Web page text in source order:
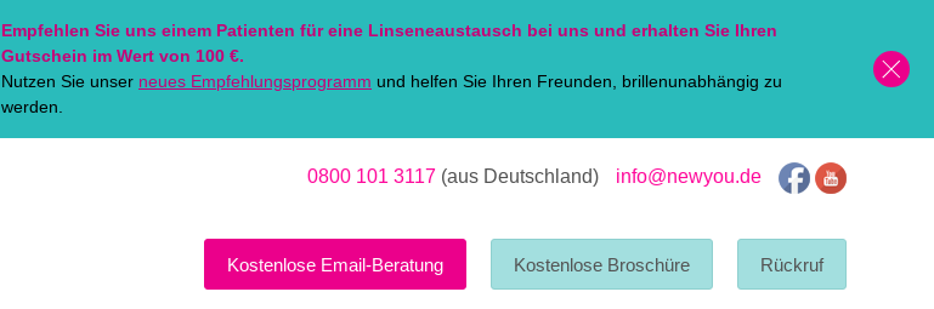
Empfehlen Sie uns einem Patienten für eine Linseneaustausch bei uns und erhalten Sie Ihren
Gutschein im Wert von 100 €.
Nutzen Sie unser neues Empfehlungsprogramm und helfen Sie Ihren Freunden, brillenunabhängig zu
werden.
0800 101 3117 (aus Deutschland) info@newyou.de
Kostenlose Email-Beratung Kostenlose Broschüre Rückruf